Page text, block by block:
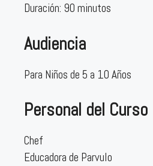
Duración: 90 minutos
Audiencia
Para Niños de 5 a 10 Años
Personal del Curso
Chef
Educadora de Parvulo